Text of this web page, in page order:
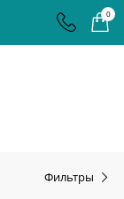
0
Фильтры